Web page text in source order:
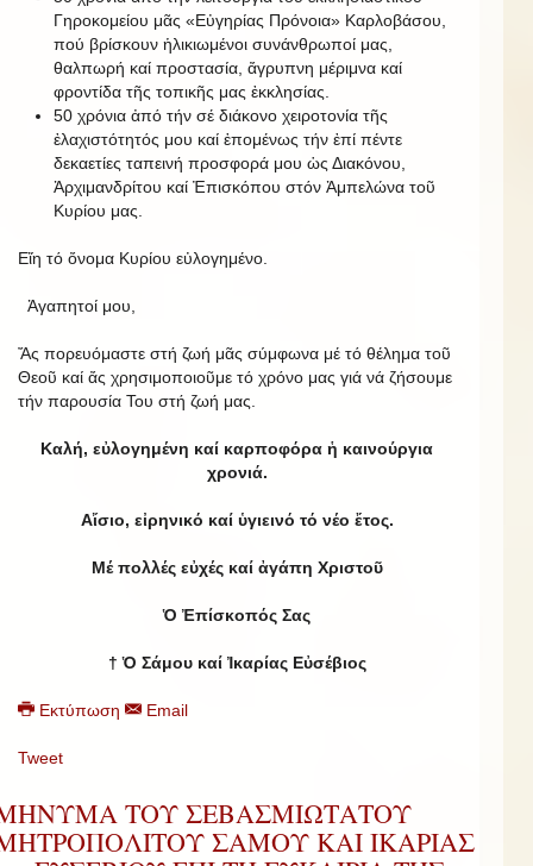
Γηροκομείου μᾶς «Εὐγηρίας Πρόνοια» Καρλοβάσου,
πού βρίσκουν ἡλικιωμένοι συνάνθρωποί μας,
θαλπωρή καί προστασία, ἄγρυπνη μέριμνα καί
φροντίδα τῆς τοπικῆς μας ἐκκλησίας.
50 χρόνια ἀπό τήν σέ διάκονο χειροτονία τῆς
ἐλαχιστότητός μου καί ἑπομένως τήν ἐπί πέντε
δεκαετίες ταπεινή προσφορά μου ὡς Διακόνου,
Ἀρχιμανδρίτου καί Ἐπισκόπου στόν Ἀμπελώνα τοῦ
Κυρίου μας.
Εἴη τό ὄνομα Κυρίου εὐλογημένο.
Ἀγαπητοί μου,
Ἄς πορευόμαστε στή ζωή μᾶς σύμφωνα μέ τό θέλημα τοῦ
Θεοῦ καί ἄς χρησιμοποιοῦμε τό χρόνο μας γιά νά ζήσουμε
τήν παρουσία Του στή ζωή μας.
Καλή, εὐλογημένη καί καρποφόρα ἡ καινούργια
χρονιά.
Αἴσιο, εἰρηνικό καί ὑγιεινό τό νέο ἔτος.
Μέ πολλές εὐχές καί ἀγάπη Χριστοῦ
Ὁ Ἐπίσκοπός Σας
† Ὁ Σάμου καί Ἰκαρίας Εὐσέβιος
Εκτύπωση Email
Tweet
ΤΟΥ ΣΕΒΑΣΜΙΩΤΑΤΟΥ
ΣΑΜΟΥ ΚΑΙ ΙΚΑΡΙΑΣ